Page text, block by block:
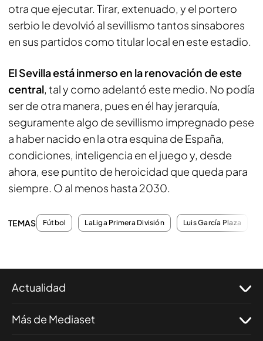
otra que ejecutar. Tirar, extenuado, y el portero
serbio le devolvió al sevillismo tantos sinsabores
en sus partidos como titular local en este estadio.
El Sevilla está inmerso en la renovación de este
central, tal y como adelantó este medio. No podía
ser de otra manera, pues en él hay jerarquía,
seguramente algo de sevillismo impregnado pese
a haber nacido en la otra esquina de España,
condiciones, inteligencia en el juego y, desde
ahora, ese puntito de heroicidad que queda para
siempre. O al menos hasta 2030.
TEMAS Fútbol LaLiga Primera División Luis García Plaza
Actualidad
Más de Mediaset